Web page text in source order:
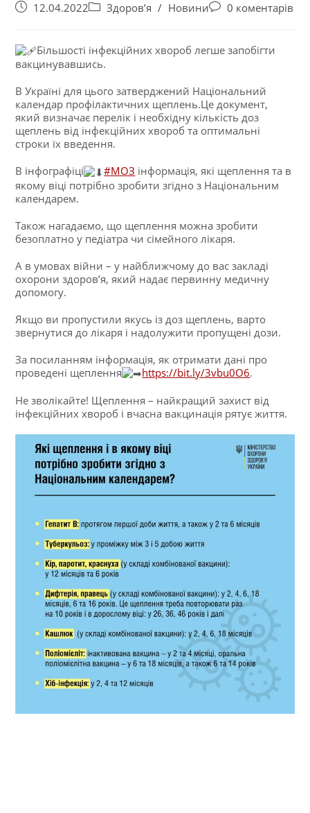
12.04.2022 Здоров’я / Новини 0 коментарів
Більшості інфекційних хвороб легше запобігти
вакцинувавшись.
В Україні для цього затверджений Національний
календар профілактичних щеплень.Це документ,
який визначає перелік і необхідну кількість доз
щеплень від інфекційних хвороб та оптимальні
строки їх введення.
В інфографіці
#МОЗ інформація, які щеплення та в
якому віці потрібно зробити згідно з Національним
календарем.
Також нагадаємо, що щеплення можна зробити
безоплатно у педіатра чи сімейного лікаря.
А в умовах війни – у найближчому до вас закладі
охорони здоров’я, який надає первинну медичну
допомогу.
Якщо ви пропустили якусь із доз щеплень, варто
звернутися до лікаря і надолужити пропущені дози.
За посиланням інформація, як отримати дані про
проведені щеплення
https://bit.ly/3vbu0O6.
Не зволікайте! Щеплення – найкращий захист від
інфекційних хвороб і вчасна вакцинація рятує життя.